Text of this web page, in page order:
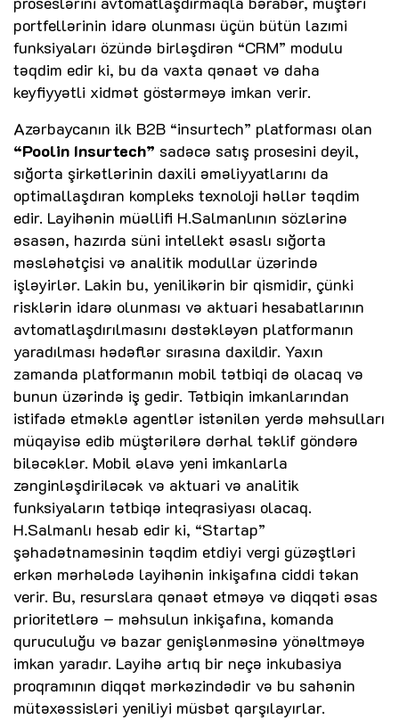
portfellərinin idarə olunması üçün bütün lazımi
funksiyaları özündə birləşdirən “CRM” modulu
təqdim edir ki, bu da vaxta qənaət və daha
keyfiyyətli xidmət göstərməyə imkan verir.
Azərbaycanın ilk B2B “insurtech” platforması olan
“Poolin Insurtech” sadəcə satış prosesini deyil,
sığorta şirkətlərinin daxili əməliyyatlarını da
optimallaşdıran kompleks texnoloji həllər təqdim
edir. Layihənin müəllifi H.Salmanlının sözlərinə
əsasən, hazırda süni intellekt əsaslı sığorta
məsləhətçisi və analitik modullar üzərində
işləyirlər. Lakin bu, yenilikərin bir qismidir, çünki
risklərin idarə olunması və aktuari hesabatlarının
avtomatlaşdırılmasını dəstəkləyən platformanın
yaradılması hədəflər sırasına daxildir. Yaxın
zamanda platformanın mobil tətbiqi də olacaq və
bunun üzərində iş gedir. Tətbiqin imkanlarından
istifadə etməklə agentlər istənilən yerdə məhsulları
müqayisə edib müştərilərə dərhal təklif göndərə
biləcəklər. Mobil əlavə yeni imkanlarla
zənginləşdiriləcək və aktuari və analitik
funksiyaların tətbiqə inteqrasiyası olacaq.
H.Salmanlı hesab edir ki, “Startap”
şəhadətnaməsinin təqdim etdiyi vergi güzəştləri
erkən mərhələdə layihənin inkişafına ciddi təkan
verir. Bu, resurslara qənaət etməyə və diqqəti əsas
prioritetlərə – məhsulun inkişafına, komanda
quruculuğu və bazar genişlənməsinə yönəltməyə
imkan yaradır. Layihə artıq bir neçə inkubasiya
proqramının diqqət mərkəzindədir və bu sahənin
mütəxəssisləri yeniliyi müsbət qarşılayırlar.